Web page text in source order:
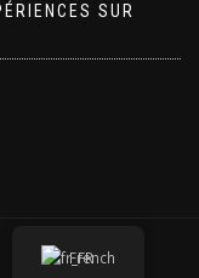
SUR
French